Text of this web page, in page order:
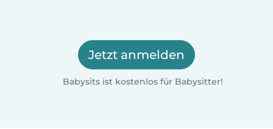
Jetzt anmelden
Babysits ist kostenlos für Babysitter!